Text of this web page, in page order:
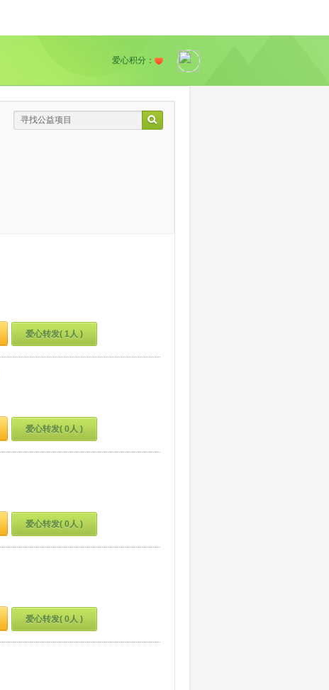
爱心积分：
爱心转发( 1人 )
爱心转发( 0人 )
爱心转发( 0人 )
爱心转发( 0人 )